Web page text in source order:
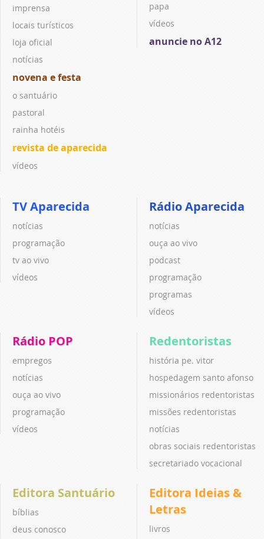
imprensa
locais turísticos
loja oficial
notícias
novena e festa
o santuário
pastoral
rainha hotéis
revista de aparecida
vídeos
papa
vídeos
anuncie no A12
TV Aparecida
notícias
programação
tv ao vivo
vídeos
Rádio Aparecida
notícias
ouça ao vivo
podcast
programação
programas
vídeos
Rádio POP
empregos
notícias
ouça ao vivo
programação
vídeos
Redentoristas
história pe. vitor
hospedagem santo afonso
missionários redentoristas
missões redentoristas
notícias
obras sociais redentoristas
secretariado vocacional
Editora Santuário
bíblias
deus conosco
Editora Ideias &
Letras
livros